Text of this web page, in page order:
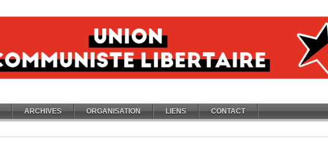
ARCHIVES ORGANISATION LIENS CONTACT